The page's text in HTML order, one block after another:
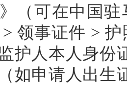
（可在中国
>领事证件 > 护
护人本人身份
如申请人出生